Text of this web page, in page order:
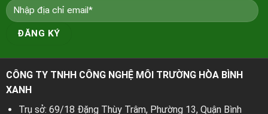
CÔNG TY TNHH CÔNG NGHỆ MÔI TRƯỜNG HÒA BÌNH
XANH
Trụ sở: 69/18 Đặng Thùy Trâm, Phường 13, Quận Bình